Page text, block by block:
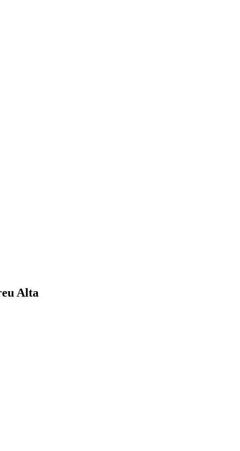
Alta